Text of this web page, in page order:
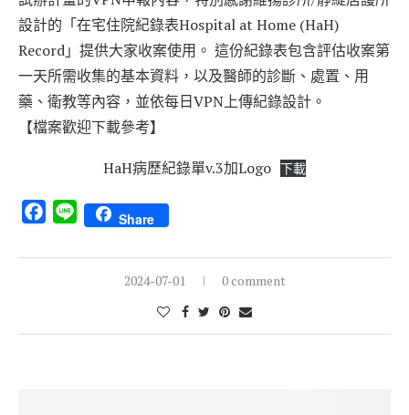
設計的「在宅住院紀錄表Hospital at Home (HaH)
Record」提供大家收案使用。 這份紀錄表包含評估收案第
一天所需收集的基本資料，以及醫師的診斷、處置、用
藥、衛教等內容，並依每日VPN上傳紀錄設計。
【檔案歡迎下載參考】
HaH病歷紀錄單v.3加Logo 下載
Facebook
Line Share
2024-07-01 0 comment